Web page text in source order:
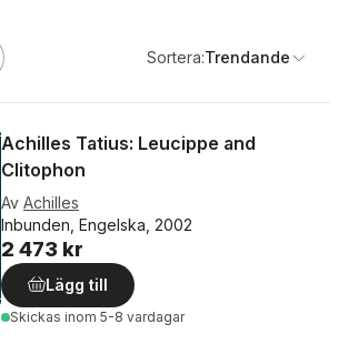
Sortera:Trendande
Achilles Tatius: Leucippe and
Clitophon
Av Achilles
Inbunden, Engelska, 2002
2 473 kr
Lägg till
Skickas inom 5-8 vardagar